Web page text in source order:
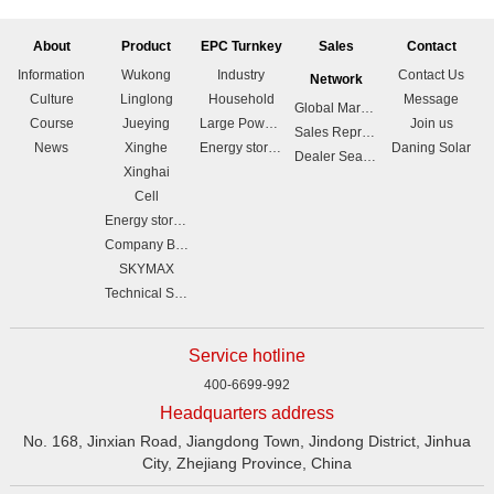
About
Information
Culture
Course
News
Product
Wukong
Linglong
Jueying
Xinghe
Xinghai
Cell
Energy storage
Company Brochure
SKYMAX
Technical Support
EPC Turnkey
Industry
Household
Large Power station
Energy storage
Sales
Network
Global Marketing Branches
Sales Representative List
Dealer Search
Contact
Contact Us
Message
Join us
Daning Solar
Service hotline
400-6699-992
Headquarters address
No. 168, Jinxian Road, Jiangdong Town, Jindong District, Jinhua
City, Zhejiang Province, China